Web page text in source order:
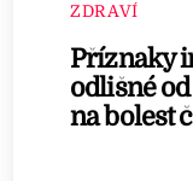
ZDRAVÍ
Příznaky
odlišné
na bolest